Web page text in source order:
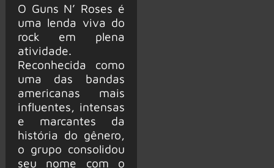
O Guns N’ Roses é
uma lenda viva do
rock em plena
atividade.
Reconhecida como
uma das bandas
americanas mais
influentes, intensas
e marcantes da
história do gênero,
o grupo consolidou
seu nome com o